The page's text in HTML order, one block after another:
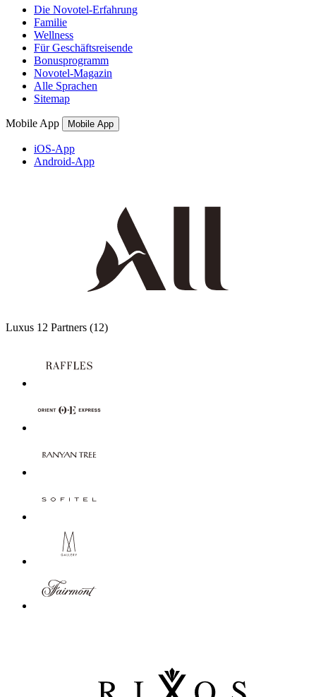
Die Novotel-Erfahrung
Familie
Wellness
Für Geschäftsreisende
Bonusprogramm
Novotel-Magazin
Alle Sprachen
Sitemap
Mobile App Mobile App
iOS-App
Android-App
Luxus 12 Partners (12)